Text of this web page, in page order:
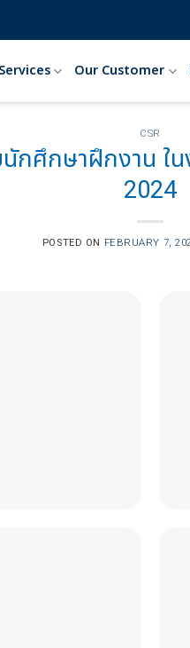
Our Customer
CSR
กศึกษาฝึกงาน ใ
2024
POSTED ON FEBRUARY 7,